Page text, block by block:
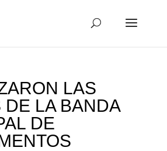
LAS
DE LA BANDA
DE